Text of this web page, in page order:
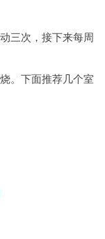
三次，接下来每周
。下面推荐几个室